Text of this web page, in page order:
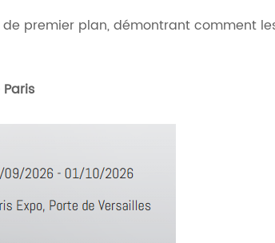
de premier plan, démontrant comment